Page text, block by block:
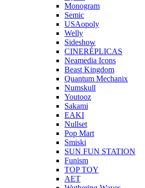
Monogram
Semic
USAopoly
Welly
Sideshow
CINERÉPLICAS
Neamedia Icons
Beast Kingdom
Quantum Mechanix
Numskull
Youtooz
Sakami
EAKI
Nullset
Pop Mart
Smiski
SUN FUN STATION
Funism
TOP TOY
AET